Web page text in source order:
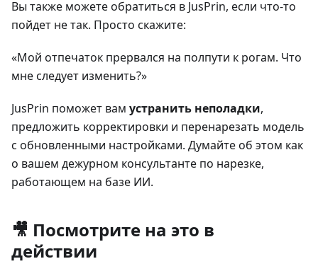
Вы также можете обратиться в JusPrin, если что-то
пойдет не так. Просто скажите:
«Мой отпечаток прервался на полпути к рогам. Что
мне следует изменить?»
JusPrin поможет вам устранить неполадки,
предложить корректировки и перенарезать модель
с обновленными настройками. Думайте об этом как
о вашем дежурном консультанте по нарезке,
работающем на базе ИИ.
🎥 Посмотрите на это в
действии